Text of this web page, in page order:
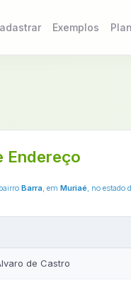
Exemplos
Endereço
Barra, em Muriaé, no estado
de Castro